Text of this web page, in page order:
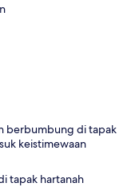
berbumbung di tapak
keistimewaan
tapak hartanah